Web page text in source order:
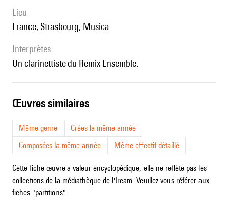
lieu
France, Strasbourg, Musica
interprètes
un clarinettiste du Remix Ensemble.
œuvres similaires
Même genre
Crées la même année
Composées la même année
Même effectif détaillé
Cette fiche œuvre a valeur encyclopédique, elle ne reflète pas les
collections de la médiathèque de l'Ircam. Veuillez vous référer aux
fiches "partitions".